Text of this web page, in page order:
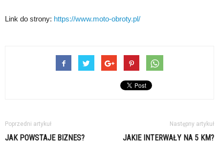
Link do strony: https://www.moto-obroty.pl/
Poprzedni artykuł
JAK POWSTAJE BIZNES?
Następny artykuł
JAKIE INTERWAŁY NA 5 KM?